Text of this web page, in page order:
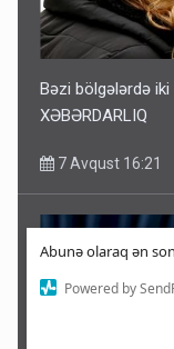
Abunə olaraq ən
Powered by
Bəzi bölgələrdə
XƏBƏRDARLIQ
7 Avqust 16:21